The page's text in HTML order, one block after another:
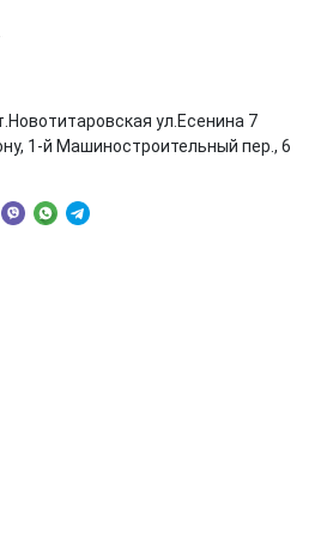
ул.Есенина 7
1-й Машиностроительный пер., 6